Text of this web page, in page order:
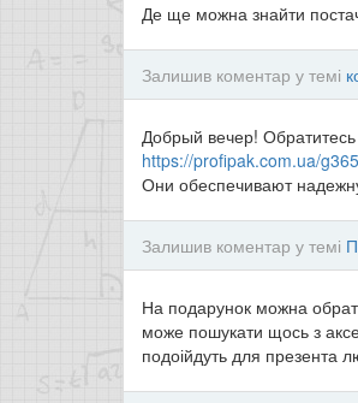
Де ще можна знайти
Залишив коментар у темі
Добрый вечер!
https://profipak.com.ua/
Они обеспечивают
Залишив коментар у темі
На подарунок можна
може пошукати щось з
подоійдуть для презента